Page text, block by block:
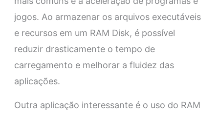
jogos. Ao armazenar os arquivos executáveis
e recursos em um RAM Disk, é possível
reduzir drasticamente o tempo de
carregamento e melhorar a fluidez das
aplicações.
Outra aplicação interessante é o uso do RAM